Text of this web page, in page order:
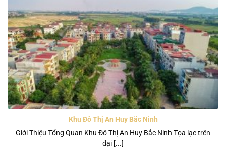
Khu Đô Thị An Huy Bắc Ninh
Giới Thiệu Tổng Quan Khu Đô Thị An Huy Bắc Ninh Tọa lạc trên
đại [...]